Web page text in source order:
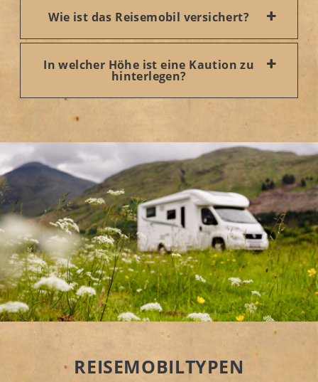
Wie ist das Reisemobil versichert?
In welcher Höhe ist eine Kaution zu
hinterlegen?
REISEMOBILTYPEN